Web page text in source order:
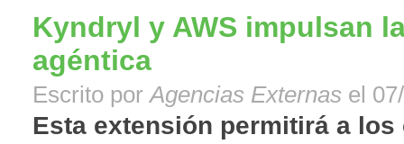
Kyndryl y AWS impulsan
agéntica
Escrito porAgencias Externas el
Esta extensión permitirá a